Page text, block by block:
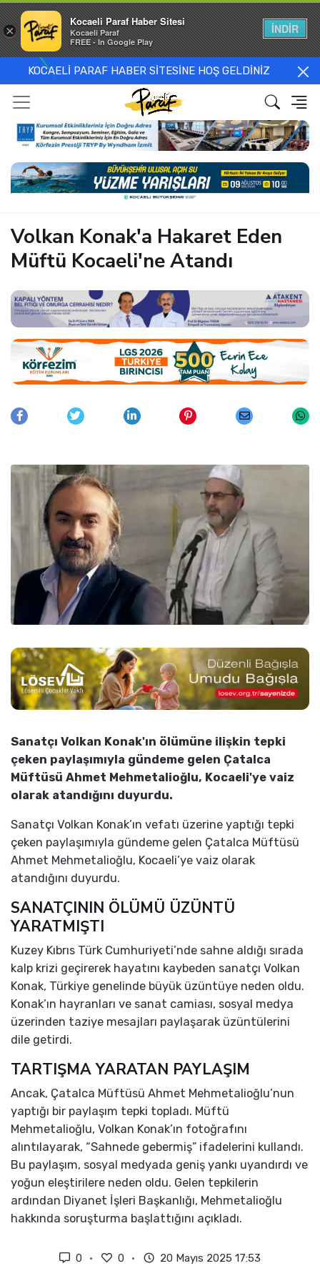
KOCAELİ PARAF HABER SİTESİNE HOŞ GELDİNİZ
Volkan Konak'a Hakaret Eden
Müftü Kocaeli'ne Atandı
Sanatçı Volkan Konak'ın ölümüne ilişkin tepki
çeken paylaşımıyla gündeme gelen Çatalca
Müftüsü Ahmet Mehmetalioğlu, Kocaeli'ye vaiz
olarak atandığını duyurdu.
Sanatçı Volkan Konak’ın vefatı üzerine yaptığı tepki
çeken paylaşımıyla gündeme gelen Çatalca Müftüsü
Ahmet Mehmetalioğlu, Kocaeli’ye vaiz olarak
atandığını duyurdu.
SANATÇININ ÖLÜMÜ ÜZÜNTÜ
YARATMIŞTI
Kuzey Kıbrıs Türk Cumhuriyeti’nde sahne aldığı sırada
kalp krizi geçirerek hayatını kaybeden sanatçı Volkan
Konak, Türkiye genelinde büyük üzüntüye neden oldu.
Konak’ın hayranları ve sanat camiası, sosyal medya
üzerinden taziye mesajları paylaşarak üzüntülerini
dile getirdi.
TARTIŞMA YARATAN PAYLAŞIM
Ancak, Çatalca Müftüsü Ahmet Mehmetalioğlu’nun
yaptığı bir paylaşım tepki topladı. Müftü
Mehmetalioğlu, Volkan Konak’ın fotoğrafını
alıntılayarak, “Sahnede gebermiş” ifadelerini kullandı.
Bu paylaşım, sosyal medyada geniş yankı uyandırdı ve
yoğun eleştirilere neden oldu. Gelen tepkilerin
ardından Diyanet İşleri Başkanlığı, Mehmetalioğlu
hakkında soruşturma başlattığını açıkladı.
0 0 20 Mayıs 2025 17:53
×
Kocaeli Paraf Haber Sitesi
Kocaeli Paraf
FREE - In Google Play
İNDİR